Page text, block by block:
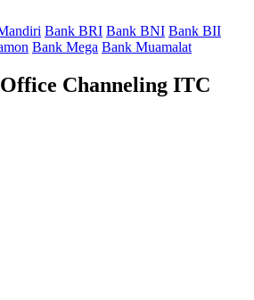
Bank BRI Bank BNI Bank BII
Bank Mega Bank Muamalat
Channeling ITC